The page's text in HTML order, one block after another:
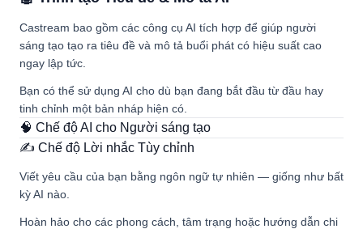
Castream bao gồm các công cụ AI tích hợp để giúp người
sáng tạo tạo ra tiêu đề và mô tả buổi phát có hiệu suất cao
ngay lập tức.
Bạn có thể sử dụng AI cho dù bạn đang bắt đầu từ đầu hay
tinh chỉnh một bản nháp hiện có.
🧠 Chế độ AI cho Người sáng tạo
✍️ Chế độ Lời nhắc Tùy chỉnh
Viết yêu cầu của bạn bằng ngôn ngữ tự nhiên — giống như bất
kỳ AI nào.
Hoàn hảo cho các phong cách, tâm trạng hoặc hướng dẫn chi